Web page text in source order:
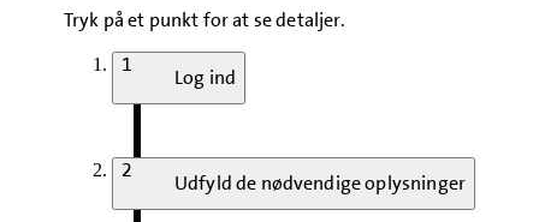
Tryk på et punkt for at se detaljer.
1
Log ind
2
Udfyld de nødvendige oplysninger